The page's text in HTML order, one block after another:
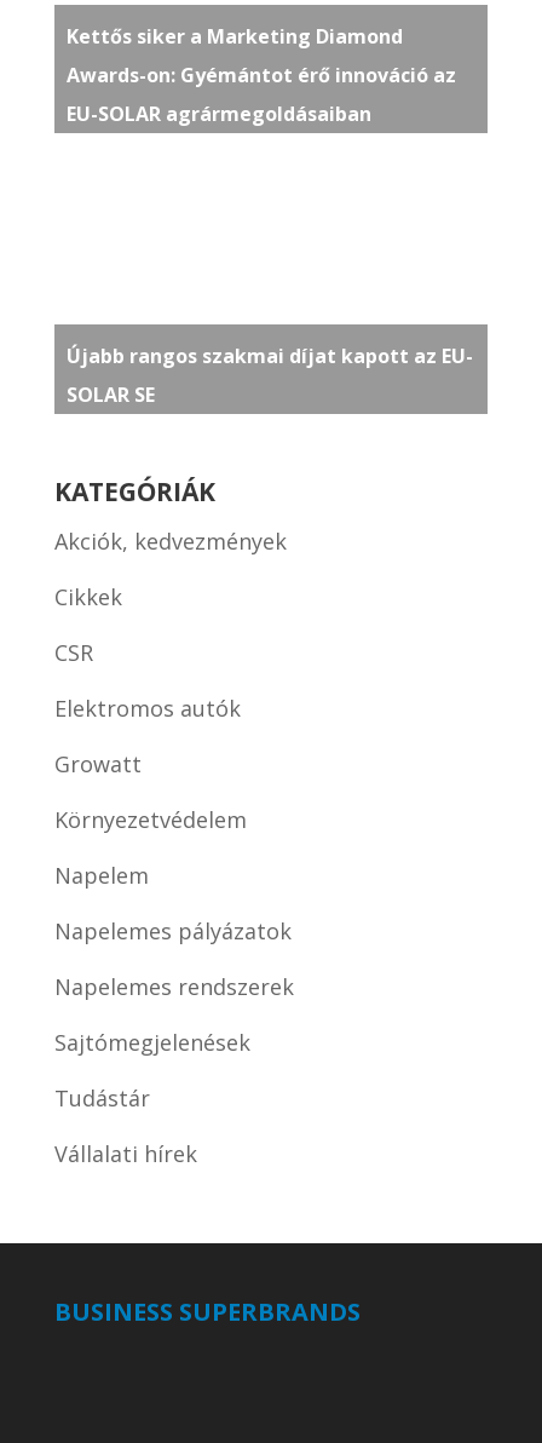
Kettős siker a Marketing Diamond
Awards-on: Gyémántot érő innováció az
EU-SOLAR agrármegoldásaiban
Újabb rangos szakmai díjat kapott az EU-
SOLAR SE
KATEGÓRIÁK
Akciók, kedvezmények
Cikkek
CSR
Elektromos autók
Growatt
Környezetvédelem
Napelem
Napelemes pályázatok
Napelemes rendszerek
Sajtómegjelenések
Tudástár
Vállalati hírek
BUSINESS SUPERBRANDS